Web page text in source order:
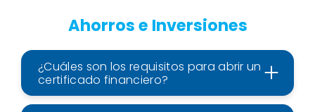
Ahorros e Inversiones
¿Cuáles son los requisitos para abrir un
certificado financiero?